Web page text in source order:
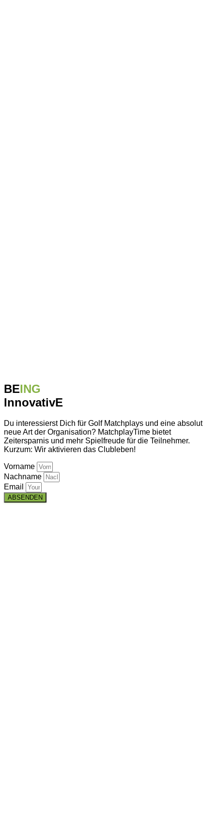
BEING
InnovativE
Du interessierst Dich für Golf Matchplays und eine absolut
neue Art der Organisation? MatchplayTime bietet
Zeitersparnis und mehr Spielfreude für die Teilnehmer.
Kurzum: Wir aktivieren das Clubleben!
Vorname
Nachname
Email
ABSENDEN